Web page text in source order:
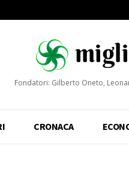
Fondatori: Gilberto Oneto,
CRONACA